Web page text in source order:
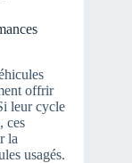
offrir
leur cycle
ces
la
usagés.